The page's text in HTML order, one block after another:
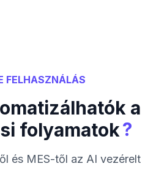
FELHASZNÁLÁS
a
folyamatok?
és MES-től az AI vezérelt